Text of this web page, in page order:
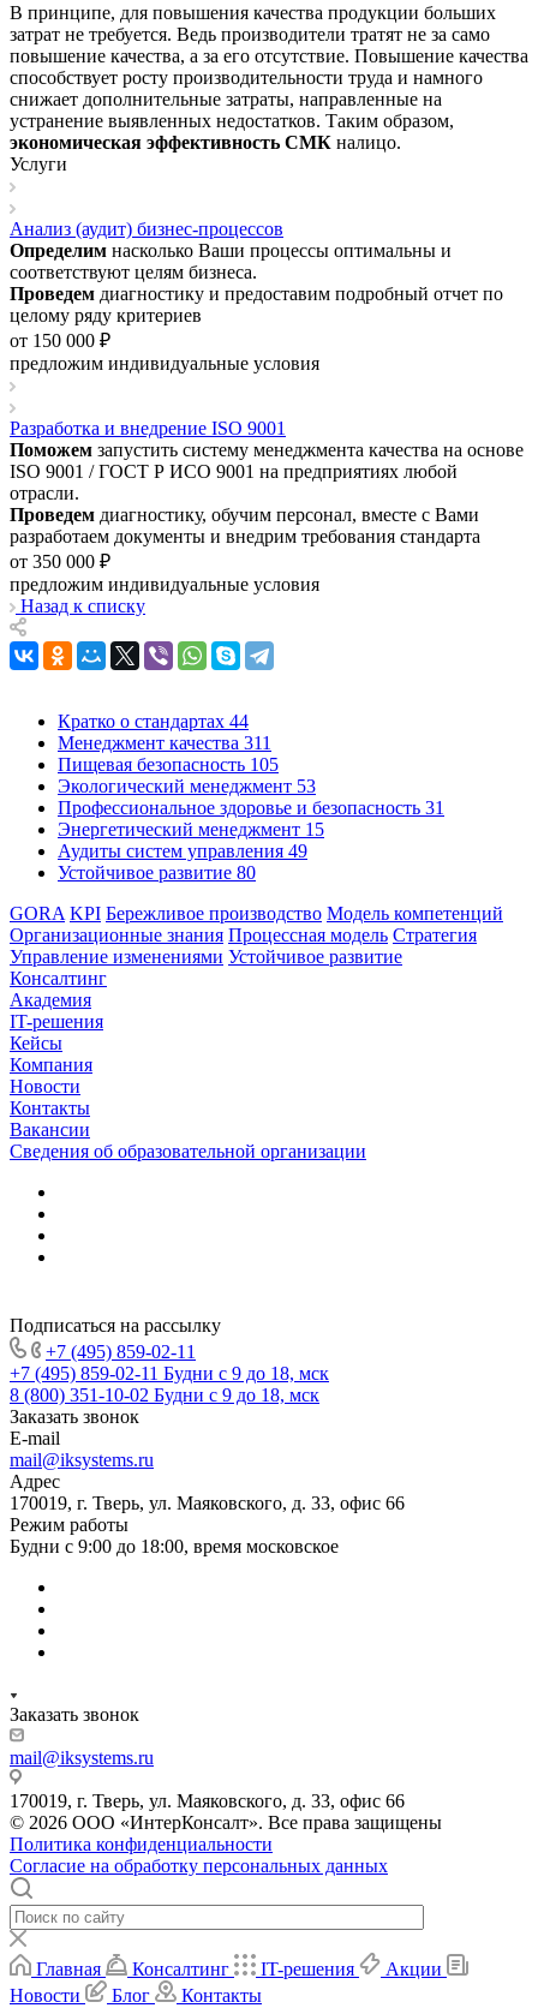
В принципе, для повышения качества продукции больших
затрат не требуется. Ведь производители тратят не за само
повышение качества, а за его отсутствие. Повышение качества
способствует росту производительности труда и намного
снижает дополнительные затраты, направленные на
устранение выявленных недостатков. Таким образом,
экономическая эффективность СМК налицо.
Услуги
Анализ (аудит) бизнес-процессов
Определим насколько Ваши процессы оптимальны и
соответствуют целям бизнеса.
Проведем диагностику и предоставим подробный отчет по
целому ряду критериев
от 150 000 ₽
предложим индивидуальные условия
Разработка и внедрение ISO 9001
Поможем запустить систему менеджмента качества на основе
ISO 9001 / ГОСТ Р ИСО 9001 на предприятиях любой
отрасли.
Проведем диагностику, обучим персонал, вместе с Вами
разработаем документы и внедрим требования стандарта
от 350 000 ₽
предложим индивидуальные условия
Назад к списку
Кратко о стандартах 44
Менеджмент качества 311
Пищевая безопасность 105
Экологический менеджмент 53
Профессиональное здоровье и безопасность 31
Энергетический менеджмент 15
Аудиты систем управления 49
Устойчивое развитие 80
GORA KPI Бережливое производство Модель компетенций
Организационные знания Процессная модель Стратегия
Управление изменениями Устойчивое развитие
Консалтинг
Академия
IT-решения
Кейсы
Компания
Новости
Контакты
Вакансии
Сведения об образовательной организации
Подписаться на рассылку
+7 (495) 859-02-11
+7 (495) 859-02-11 Будни с 9 до 18, мск
8 (800) 351-10-02 Будни с 9 до 18, мск
Заказать звонок
E-mail
mail@iksystems.ru
Адрес
170019, г. Тверь, ул. Маяковского, д. 33, офис 66
Режим работы
Будни с 9:00 до 18:00, время московское
Заказать звонок
mail@iksystems.ru
170019, г. Тверь, ул. Маяковского, д. 33, офис 66
© 2026 ООО «ИнтерКонсалт». Все права защищены
Политика конфиденциальности
Согласие на обработку персональных данных
Главная Консалтинг IT-решения
Акции
Новости
Блог Контакты